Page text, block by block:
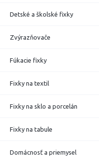
Detské a školské fixky
Zvýrazňovače
Fúkacie fixky
Fixky na textil
Fixky na sklo a porcelán
Fixky na tabule
Domácnosť a priemysel